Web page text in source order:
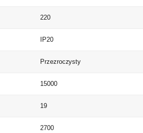
220
IP20
Przezroczysty
15000
19
2700